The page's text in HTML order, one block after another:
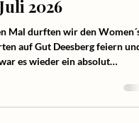
auf Gut
2026
Mal durften wir den Women´s
es wieder ein absolut
und genussvolles